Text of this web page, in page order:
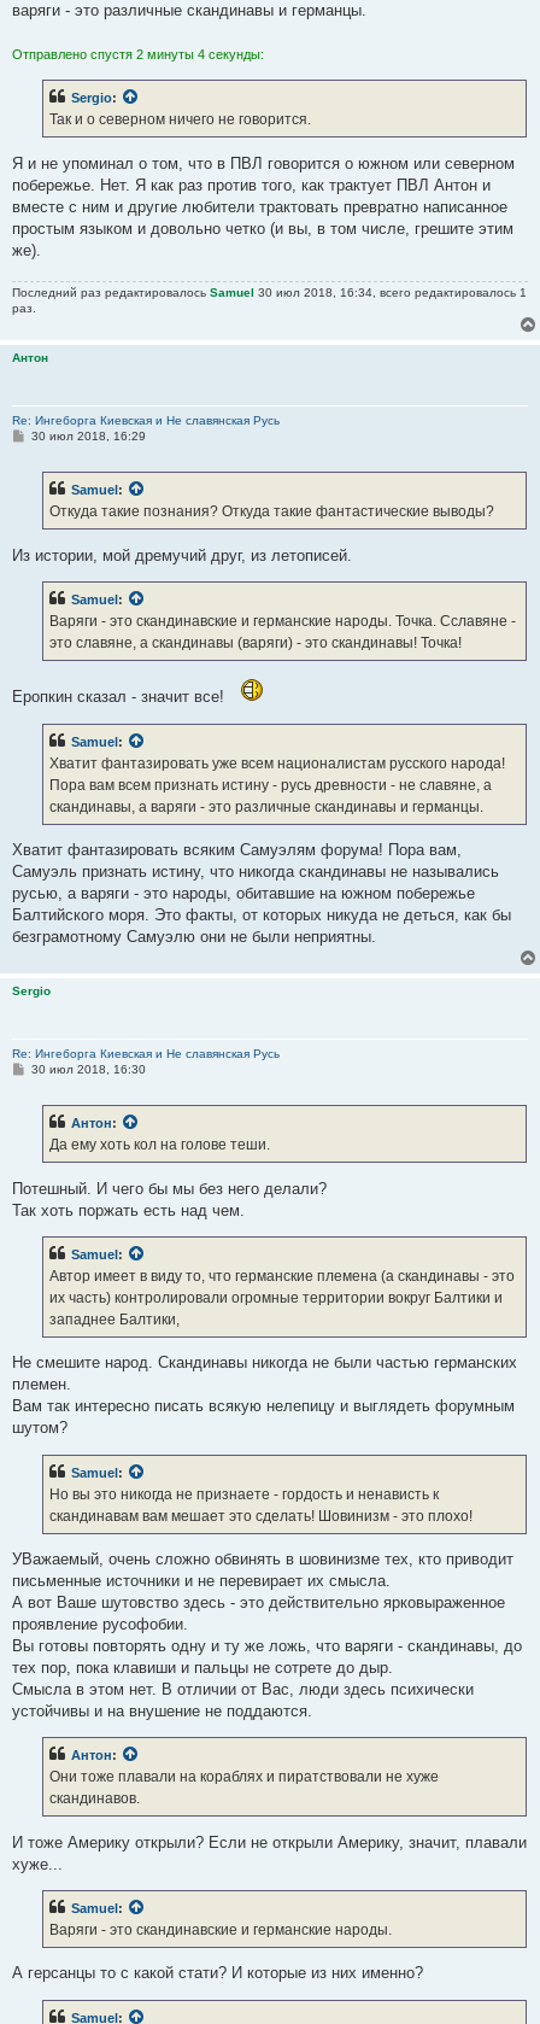
варяги - это различные скандинавы и германцы.
Отправлено спустя 2 минуты 4 секунды:
Sergio:
Так и о северном ничего не говорится.
Я и не упоминал о том, что в ПВЛ говорится о южном или северном
побережье. Нет. Я как раз против того, как трактует ПВЛ Антон и
вместе с ним и другие любители трактовать превратно написанное
простым языком и довольно четко (и вы, в том числе, грешите этим
же).
Последний раз редактировалось Samuel 30 июл 2018, 16:34, всего редактировалось 1
раз.
Антон
Re: Ингеборга Киевская и Не славянская Русь
С
е
30 июл 2018, 16:29
Samuel:
Откуда такие познания? Откуда такие фантастические выводы?
Из истории, мой дремучий друг, из летописей.
Samuel:
Варяги - это скандинавские и германские народы. Точка. Сславяне -
это славяне, а скандинавы (варяги) - это скандинавы! Точка!
Еропкин сказал - значит все!
Samuel:
Хватит фантазировать уже всем националистам русского народа!
Пора вам всем признать истину - русь древности - не славяне, а
скандинавы, а варяги - это различные скандинавы и германцы.
Хватит фантазировать всяким Самуэлям форума! Пора вам,
Самуэль признать истину, что никогда скандинавы не назывались
русью, а варяги - это народы, обитавшие на южном побережье
Балтийского моря. Это факты, от которых никуда не деться, как бы
безграмотному Самуэлю они не были неприятны.
Sergio
Re: Ингеборга Киевская и Не славянская Русь
С
е
30 июл 2018, 16:30
Антон:
Да ему хоть кол на голове теши.
Потешный. И чего бы мы без него делали?
Так хоть поржать есть над чем.
Samuel:
Автор имеет в виду то, что германские племена (а скандинавы - это
их часть) контролировали огромные территории вокруг Балтики и
западнее Балтики,
Не смешите народ. Скандинавы никогда не были частью германских
племен.
Вам так интересно писать всякую нелепицу и выглядеть форумным
шутом?
Samuel:
Но вы это никогда не признаете - гордость и ненависть к
скандинавам вам мешает это сделать! Шовинизм - это плохо!
УВажаемый, очень сложно обвинять в шовинизме тех, кто приводит
письменные источники и не перевирает их смысла.
А вот Ваше шутовство здесь - это действительно ярковыраженное
проявление русофобии.
Вы готовы повторять одну и ту же ложь, что варяги - скандинавы, до
тех пор, пока клавиши и пальцы не сотрете до дыр.
Смысла в этом нет. В отличии от Вас, люди здесь психически
устойчивы и на внушение не поддаются.
Антон:
Они тоже плавали на кораблях и пиратствовали не хуже
скандинавов.
И тоже Америку открыли? Если не открыли Америку, значит, плавали
хуже...
Samuel:
Варяги - это скандинавские и германские народы.
А герсанцы то с какой стати? И которые из них именно?
Samuel: